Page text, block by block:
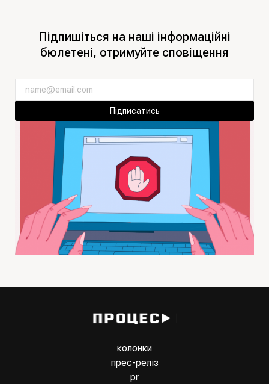
Підпишіться на наші інформаційні
бюлетені, отримуйте сповіщення
Підписатись
колонки
прес-реліз
pr